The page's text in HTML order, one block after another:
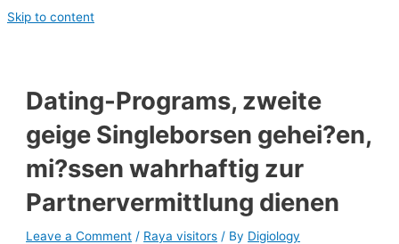
Skip to content
Dating-Programs, zweite
geige Singleborsen gehei?en,
mi?ssen wahrhaftig zur
Partnervermittlung dienen
Leave a Comment / Raya visitors / By Digiology